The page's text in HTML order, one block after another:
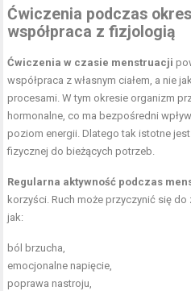
Ćwiczenia podczas
współpraca z fizjologią
Ćwiczenia w czasie menstruacji
współpraca z własnym ciałem, a nie
procesami. W tym okresie organizm
hormonalne, co ma bezpośredni
poziom energii. Dlatego tak istotne
fizycznej do bieżących potrzeb.
Regularna aktywność podczas
korzyści. Ruch może przyczynić się
jak:
ból brzucha,
emocjonalne napięcie,
poprawa nastroju,